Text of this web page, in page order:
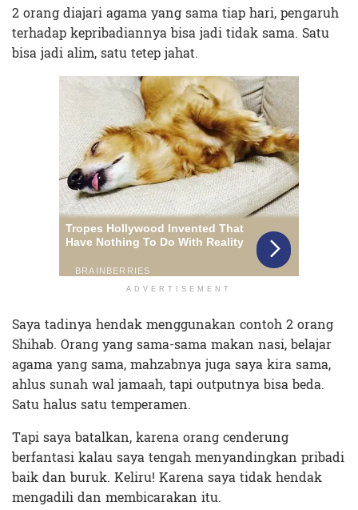
2 orang diajari agama yang sama tiap hari, pengaruh
terhadap kepribadiannya bisa jadi tidak sama. Satu
bisa jadi alim, satu tetep jahat.
ADVERTISEMENT
Saya tadinya hendak menggunakan contoh 2 orang
Shihab. Orang yang sama-sama makan nasi, belajar
agama yang sama, mahzabnya juga saya kira sama,
ahlus sunah wal jamaah, tapi outputnya bisa beda.
Satu halus satu temperamen.
Tapi saya batalkan, karena orang cenderung
berfantasi kalau saya tengah menyandingkan pribadi
baik dan buruk. Keliru! Karena saya tidak hendak
mengadili dan membicarakan itu.